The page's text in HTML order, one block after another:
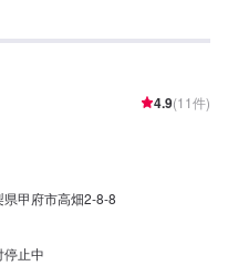
峰！【国家1級小型自動車整備士
のご相談もお気軽にどうぞ！
代車について---------修理・メ
ります。※ガソリン代はお客様に
※写真は見本です。※状態や車
ので、予めご了承ください。
営業時間：10:00~19:00
4.9(11件)
県甲府市高畑2-8-8
停止中